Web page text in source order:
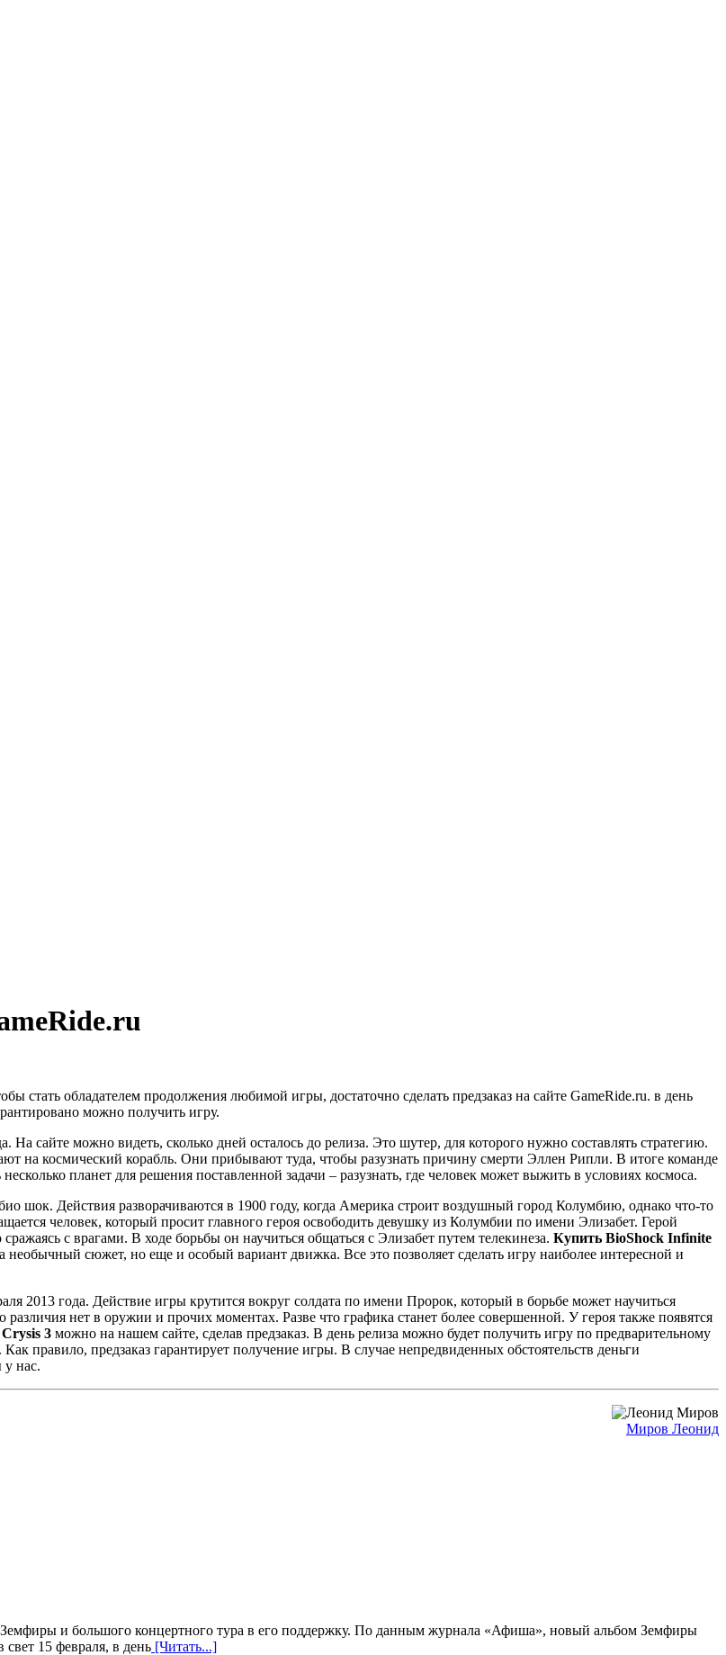
стать обладателем продолжения любимой игры, достаточно сделать предзаказ на сайте GameRide.ru. в день
можно получить игру.
На сайте можно видеть, сколько дней осталось до релиза. Это шутер, для которого нужно составлять стратегию.
на космический корабль. Они прибывают туда, чтобы разузнать причину смерти Эллен Рипли. В итоге команде
планет для решения поставленной задачи – разузнать, где человек может выжить в условиях космоса.
шок. Действия разворачиваются в 1900 году, когда Америка строит воздушный город Колумбию, однако что-то
человек, который просит главного героя освободить девушку из Колумбии по имени Элизабет. Герой
с врагами. В ходе борьбы он научиться общаться с Элизабет путем телекинеза. Купить BioShock Infinite
сюжет, но еще и особый вариант движка. Все это позволяет сделать игру наиболее интересной и
2013 года. Действие игры крутится вокруг солдата по имени Пророк, который в борьбе может научиться
нет в оружии и прочих моментах. Разве что графика станет более совершенной. У героя также появятся
3 можно на нашем сайте, сделав предзаказ. В день релиза можно будет получить игру по предварительному
правило, предзаказ гарантирует получение игры. В случае непредвиденных обстоятельств деньги
у нас.
Миров Леонид
и большого концертного тура в его поддержку. По данным журнала «Афиша», новый альбом Земфиры
15 февраля, в день [Читать...]